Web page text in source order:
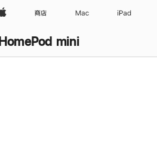
Apple 商店 Mac iPad
HomePod mini